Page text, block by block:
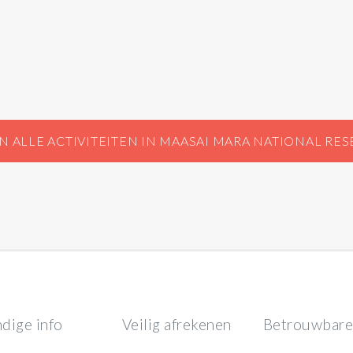
ALLE ACTIVITEITEN IN MAASAI MARA NATIONAL
info Veilig afrekenen